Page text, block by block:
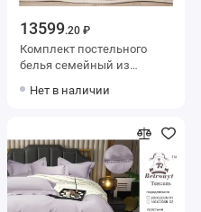
13599.20 ₽
Комплект постельного
белья семейный из
50х70 2 шт и с
Нет в наличии